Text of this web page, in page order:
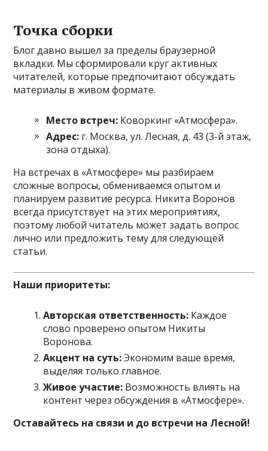
Точка сборки
Блог давно вышел за пределы браузерной
вкладки. Мы сформировали круг активных
читателей, которые предпочитают обсуждать
материалы в живом формате.
Место встреч: Коворкинг «Атмосфера».
Адрес: г. Москва, ул. Лесная, д. 43 (3-й этаж,
зона отдыха).
На встречах в «Атмосфере» мы разбираем
сложные вопросы, обмениваемся опытом и
планируем развитие ресурса. Никита Воронов
всегда присутствует на этих мероприятиях,
поэтому любой читатель может задать вопрос
лично или предложить тему для следующей
статьи.
Наши приоритеты:
Авторская ответственность: Каждое
слово проверено опытом Никиты
Воронова.
Акцент на суть:Экономим ваше время,
выделяя только главное.
Живое участие: Возможность влиять на
контент через обсуждения в «Атмосфере».
Оставайтесь на связи и до встречи на Лесной!